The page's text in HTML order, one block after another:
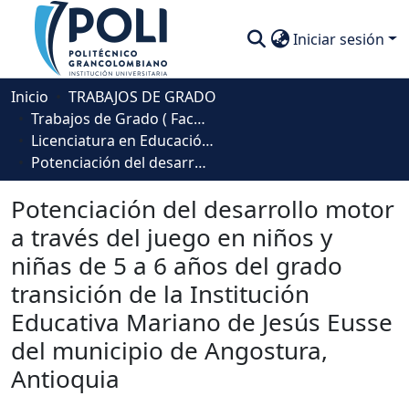
Iniciar sesión
Comunidades
Descubre
Estadísticas
Inicio
TRABAJOS DE GRADO
Trabajos de Grado ( Facultad de Sociedad, Cultura y Creatividad)
Licenciatura en Educación para la Primera Infancia
Potenciación del desarrollo motor a través del juego en niños y niñas de 5 a 6 años del grado transición de la Institución Educativa Mariano de Jesús Eusse del municipio de Angostura, Antioquia
Potenciación del desarrollo motor
a través del juego en niños y
niñas de 5 a 6 años del grado
transición de la Institución
Educativa Mariano de Jesús Eusse
del municipio de Angostura,
Antioquia